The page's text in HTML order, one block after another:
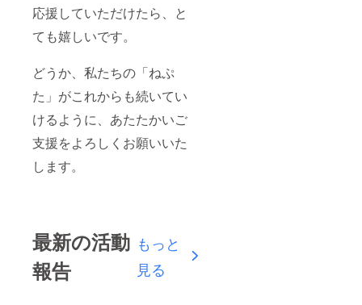
応援していただけたら、と
ても嬉しいです。
どうか、私たちの「ねぷ
た」がこれからも続いてい
けるように、あたたかいご
支援をよろしくお願いいた
します。
最新の活動
報告
もっと
見る